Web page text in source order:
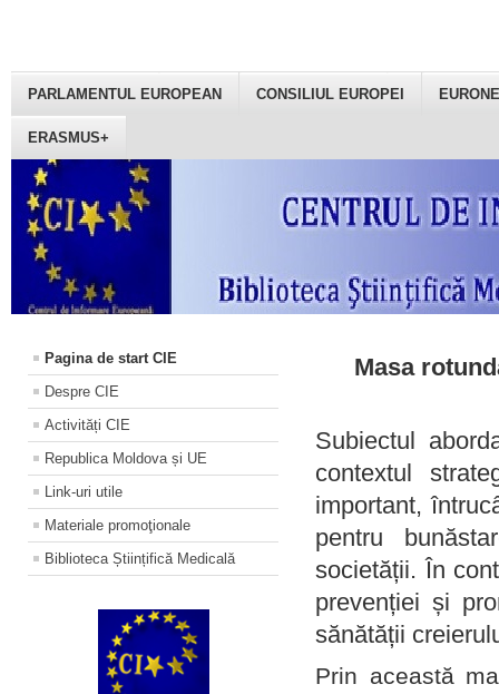
PARLAMENTUL EUROPEAN CONSILIUL EUROPEI
ERASMUS+
Pagina de start CIE
Despre CIE
Activități CIE
Republica Moldova și UE
Link-uri utile
Materiale promoţionale
Biblioteca Științifică Medicală
Masa
Subiectul
contextul
important,
pentru
societății. În
prevenției și
sănătății
Prin această